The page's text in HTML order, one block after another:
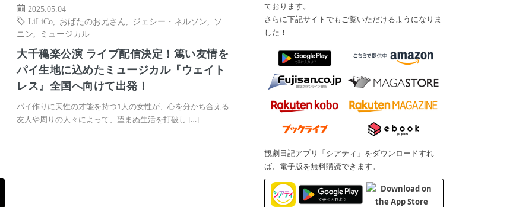
2025.05.04
LiLiCo
おばたのお兄さん ジェシー・ネルソン
ソ
ニン
ミュージカル
大千穐楽公演 ライブ配信決定！篤い友情を
パイ生地に込めたミュージカル『ウェイト
レス』全国へ向けて出発！
パイ作りに天性の才能を持つ1人の女性が、心を分かち合える
友人や周りの人々によって、望まぬ生活を打破し […]
ております。
さらに下記サイトでもご覧いただけるようになりま
した！
観劇日記アプリ「シアティ」をダウンロードすれ
ば、電子版を無料購読できます。